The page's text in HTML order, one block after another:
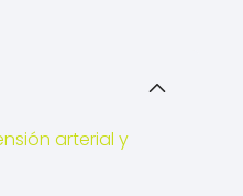
arterial y